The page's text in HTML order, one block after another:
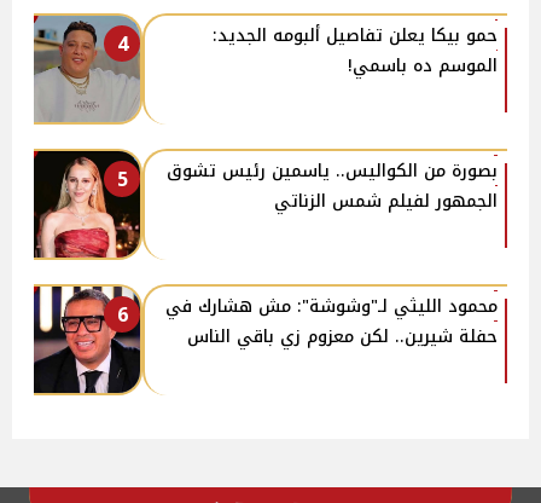
4
حمو بيكا يعلن تفاصيل ألبومه الجديد:
الموسم ده باسمي!
5
بصورة من الكواليس.. ياسمين رئيس تشوق
الجمهور لفيلم شمس الزناتي
6
محمود الليثي لـ"وشوشة": مش هشارك في
حفلة شيرين.. لكن معزوم زي باقي الناس